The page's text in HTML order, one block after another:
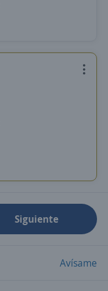
Siguiente
Avísame